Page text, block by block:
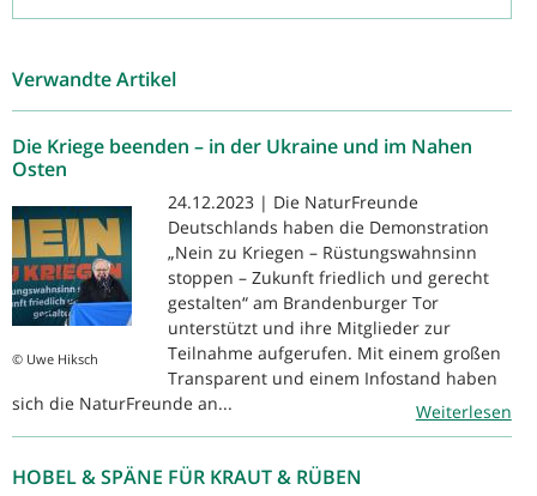
Verwandte Artikel
Die Kriege beenden – in der Ukraine und im Nahen
Osten
© Uwe Hiksch
24.12.2023 | Die NaturFreunde
Deutschlands haben die Demonstration
„Nein zu Kriegen – Rüstungswahnsinn
stoppen – Zukunft friedlich und gerecht
gestalten“ am Brandenburger Tor
unterstützt und ihre Mitglieder zur
Teilnahme aufgerufen. Mit einem großen
Transparent und einem Infostand haben
sich die NaturFreunde an...
Weiterlesen
HOBEL & SPÄNE FÜR KRAUT & RÜBEN